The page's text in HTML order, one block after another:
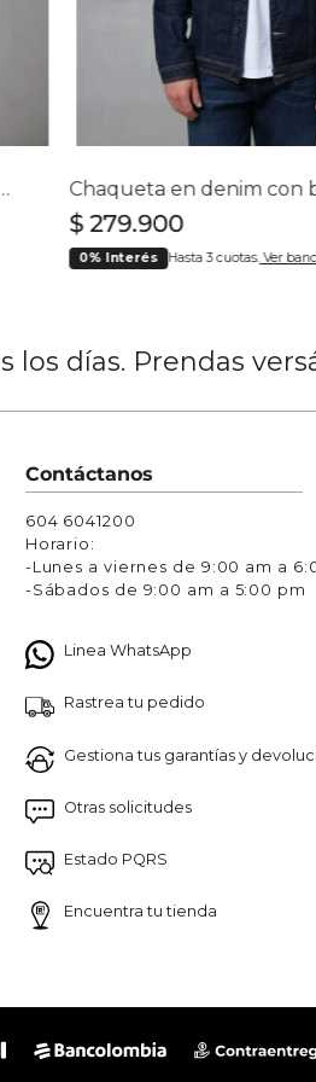
en espalda para hombre
$ 279.900
0% Interés Hasta 3 cuotas.Ver
los días. Prendas
Contáctanos
604 6041200
Horario:
-Lunes a viernes de 9:00 am a
-Sábados de 9:00 am a 5:00 pm
Linea WhatsApp
Rastrea tu pedido
Gestiona tus garantías y
Otras solicitudes
Estado PQRS
Encuentra tu tienda